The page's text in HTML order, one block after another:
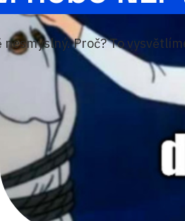
Proč? To